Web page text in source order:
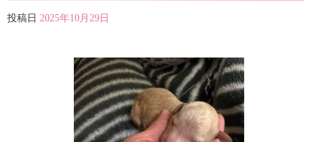
投稿日 2025年10月29日